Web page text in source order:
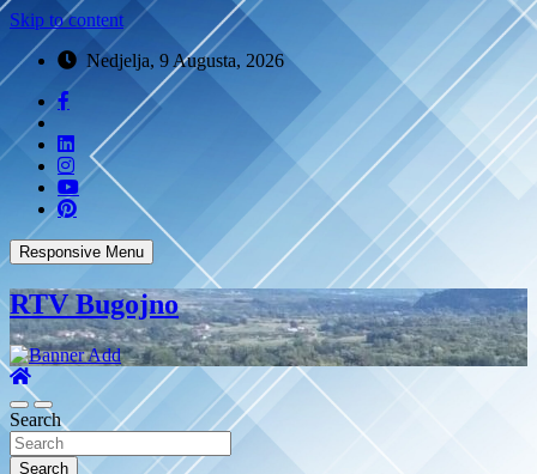
Skip to content
Nedjelja, 9 Augusta, 2026
Responsive Menu
RTV Bugojno
Search
Search